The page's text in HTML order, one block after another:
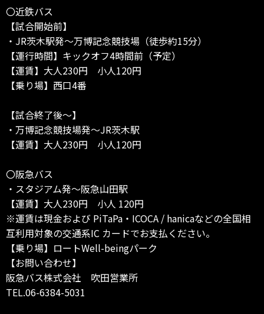
〇近鉄バス
【試合開始前】
・JR茨木駅発～万博記念競技場（徒歩約15分）
【運行時間】キックオフ4時間前（予定）
【運賃】大人230円 小人120円
【乗り場】西口4番
【試合終了後～】
・万博記念競技場発～JR茨木駅
【運賃】大人230円 小人120円
〇阪急バス
・スタジアム発～阪急山田駅
【運賃】大人230円 小人 120円
※運賃は現金および PiTaPa・ICOCA / hanicaなどの全国相
互利用対象の交通系IC カードでお支払ください。
【乗り場】ロートWell-beingパーク
【お問い合わせ】
阪急バス株式会社 吹田営業所
TEL.06-6384-5031